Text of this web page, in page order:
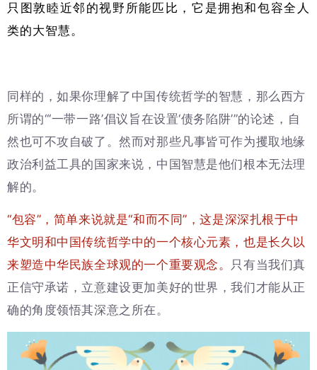
只图敦睦近邻的视野所能匹比，它是拥抱和包容全人
类的大智慧。
同样的，如果你理解了中国传统哲学的智慧，那么西方
所谓的“‘一带一路’倡议旨在设置‘债务陷阱’”的论述，自
然也可不攻自破了。然而对那些凡事皆可作为攫取地缘
政治利益工具的国家来说，中国智慧是他们根本无法理
解的。
“包容”，简单来说就是“和而不同”，这是深深扎根于中
华文明和中国传统哲学中的一个核心元素，也是长久以
来塑造中华民族全球观的一个重要观念。 只有当我们真
正信守承诺，立意建设更加美好的世界，我们才能从正
确的角度领悟其深意之所在。